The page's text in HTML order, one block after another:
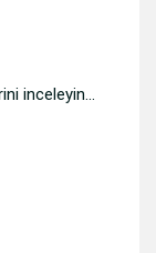
inceleyin...